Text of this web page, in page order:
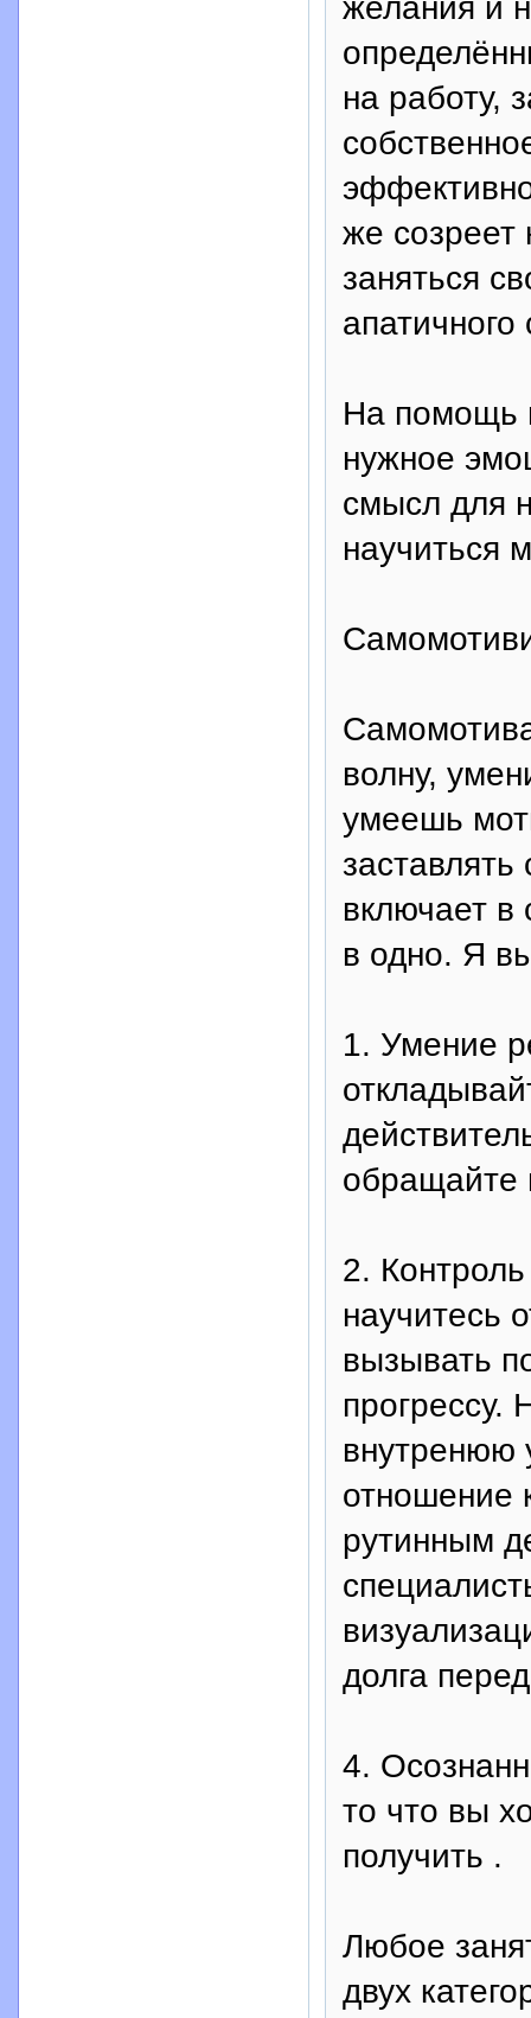
на работу,
же созреет
заняться
На помощь
нужное
смысл для
научиться
волну,
умеешь
включает в
в одно. Я
1. Умение
обращайте
2.
научитесь
вызывать
прогрессу.
внутренюю
отношение
рутинным
долга
4.
то что вы
получить .
Любое
двух